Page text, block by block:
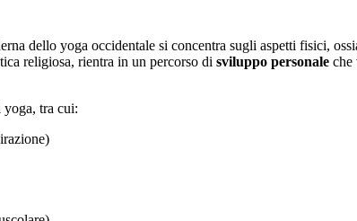
dello yoga occidentale si concentra sugli aspetti fisici,
religiosa, rientra in un percorso di sviluppo personale che
yoga, tra cui: